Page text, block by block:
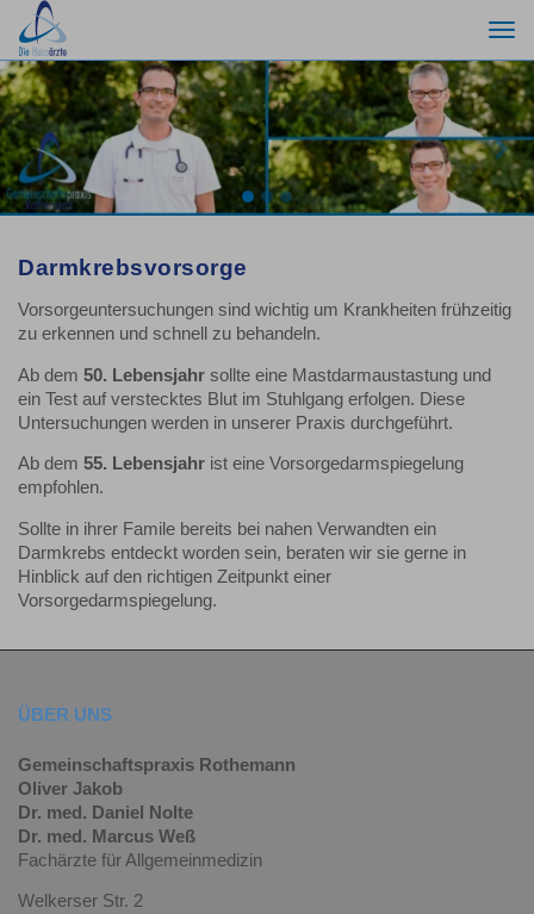
Previous
Darmkrebsvorsorge
Vorsorgeuntersuchungen sind wichtig um Krankheiten frühzeitig
zu erkennen und schnell zu behandeln.
Ab dem 50. Lebensjahr sollte eine Mastdarmaustastung und
ein Test auf verstecktes Blut im Stuhlgang erfolgen. Diese
Untersuchungen werden in unserer Praxis durchgeführt.
Ab dem 55. Lebensjahr ist eine Vorsorgedarmspiegelung
empfohlen.
Sollte in ihrer Famile bereits bei nahen Verwandten ein
Darmkrebs entdeckt worden sein, beraten wir sie gerne in
Hinblick auf den richtigen Zeitpunkt einer
Vorsorgedarmspiegelung.
ÜBER UNS
Gemeinschaftspraxis Rothemann
Oliver Jakob
Dr. med. Daniel Nolte
Dr. med. Marcus Weß
Fachärzte für Allgemeinmedizin
Welkerser Str. 2